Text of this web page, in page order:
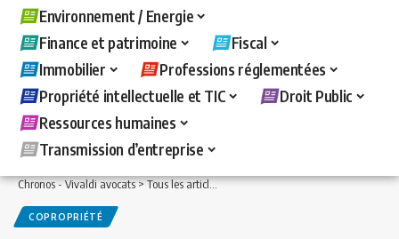
Environnement / Energie
Finance et patrimoine
Fiscal
Immobilier
Professions réglementées
Propriété intellectuelle et TIC
Droit Public
Ressources humaines
Transmission d’entreprise
Chronos - Vivaldi avocats>Tous les articles >Immobilier>Copropriété>Registre
COPROPRIÉTÉ